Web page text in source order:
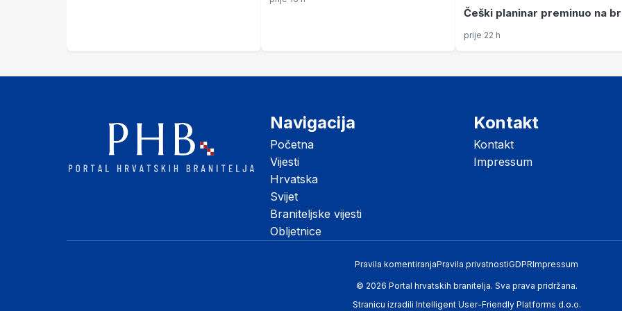
Češki planinar preminuo na
Sutvid, HGSS spasio njegovog
prije 22 h
Navigacija
Početna
Vijesti
Hrvatska
Svijet
Braniteljske vijesti
Obljetnice
Kontakt
Kontakt
Impressum
Pravila komentiranjaPravila privatnostiGDPRImpressum
© 2026 Portal hrvatskih branitelja. Sva prava pridržana.
Stranicu izradili Intelligent User-Friendly Platforms d.o.o.